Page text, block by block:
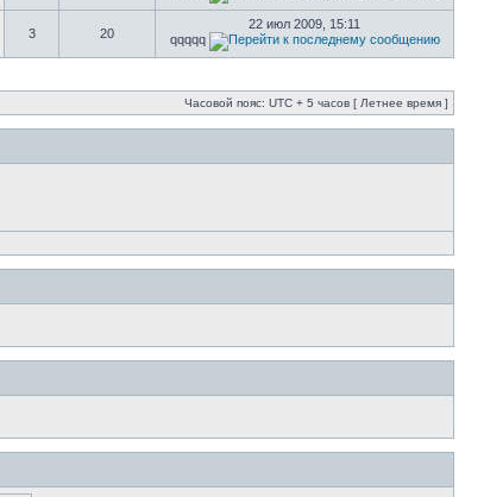
3 20
22 июл 2009, 15:11
qqqqq
Часовой пояс: UTC + 5 часов [ Летнее время ]